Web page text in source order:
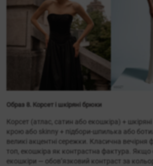
Образ 8. Корсет і шкіряні брюки
Корсет (атлас, сатин або екошкіра) +
крою або skinny + підбори-шпилька або
великі акцентні сережки. Класична вечірня
топ, екошкіра як контрастна фактура. Якщо
екошкіри — обов’язковий контраст за